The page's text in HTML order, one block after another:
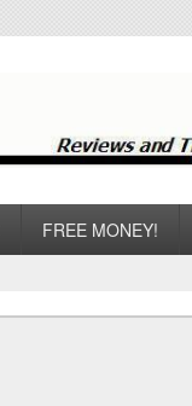
FREE MONEY!